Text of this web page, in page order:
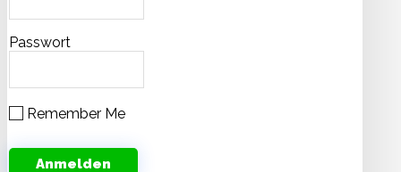
Passwort
Remember Me